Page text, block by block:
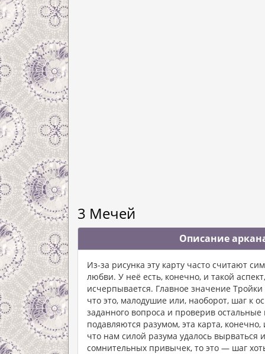
3 Мечей
Описание
Из-за рисунка эту карту часто считают
любви. У неё есть, конечно, и такой
исчерпывается. Главное значение
что это, малодушие или, наоборот, шаг к
заданного вопроса и проверив
подавляются разумом, эта карта,
что нам силой разума удалось вырваться
сомнительных привычек, то это — шаг